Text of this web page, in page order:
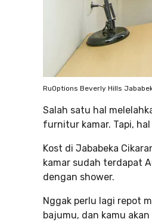
RuOptions Beverly Hills
Salah satu hal
furnitur kamar. Tapi,
Kost di Jababeka
kamar sudah terdapat
dengan shower.
Nggak perlu lagi repot
bajumu, dan kamu